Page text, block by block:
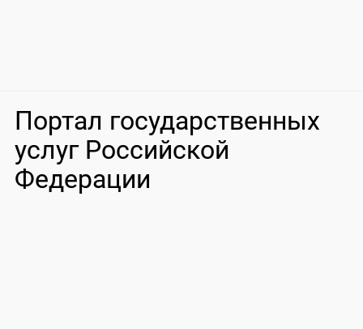
Портал государственных
услуг Российской
Федерации